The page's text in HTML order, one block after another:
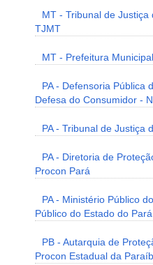
MT - Tribunal de
TJMT
MT - Prefeitura
PA - Defensoria Pública
Defesa do Consumidor -
PA - Tribunal de Justiça
PA - Diretoria de
Procon Pará
PA - Ministério Público
Público do Estado do Pará
PB - Autarquia de
Procon Estadual da